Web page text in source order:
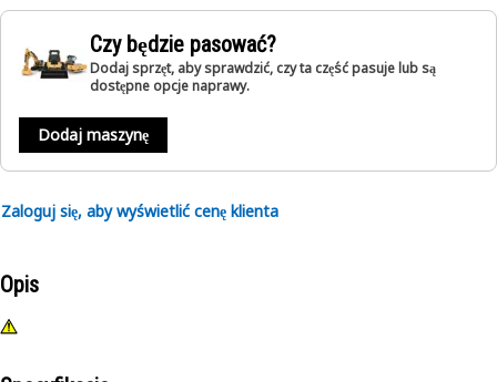
Czy będzie pasować?
Dodaj sprzęt, aby sprawdzić, czy ta część pasuje lub są
dostępne opcje naprawy.
Dodaj maszynę
Zaloguj się, aby wyświetlić cenę klienta
Opis